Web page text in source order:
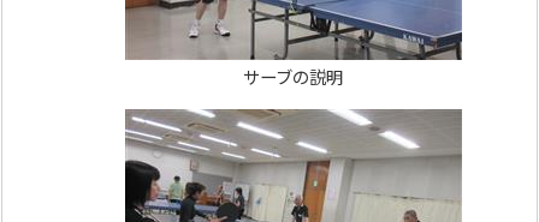
サーブの説明